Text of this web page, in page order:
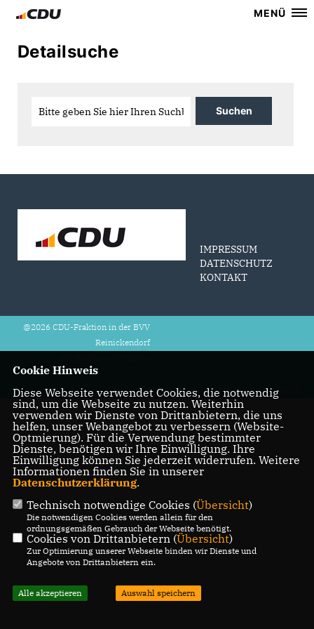
MENÜ
Detailsuche
IMPRESSUM
DATENSCHUTZ
KONTAKT
@2026 CDU-Fraktion in der BVV
Reinickendorf
REALISATION: SHARKNESS MEDIA GMBH & CO. KG
Cookie Hinweis
Diese Webseite verwendet Cookies, die notwendig
sind, um die Webseite zu nutzen. Weiterhin
verwenden wir Dienste von Drittanbietern, die uns
helfen, unser Webangebot zu verbessern (Website-
Optmierung). Für die Verwendung bestimmter
Dienste, benötigen wir Ihre Einwilligung. Ihre
Einwilligung können Sie jederzeit widerrufen. Weitere
Informationen finden Sie in unserer
Datenschutzerklärung.
Technisch notwendige Cookies (Übersicht)
Die notwendigen Cookies werden allein für den
ordnungsgemäßen Gebrauch der Webseite benötigt.
Cookies von Drittanbietern (Übersicht)
Zur Optimierung unserer Webseite binden wir Dienste und
Angebote von Drittanbietern ein.
Alle akzeptieren Auswahl speichern